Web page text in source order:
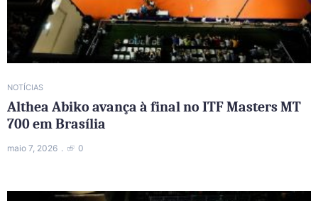
NOTÍCIAS
Althea Abiko avança à final no ITF Masters MT
700 em Brasília
maio 7, 2026 0